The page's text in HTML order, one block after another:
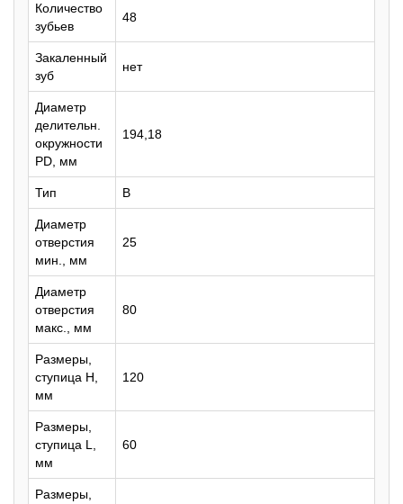
Количество
зубьев
48
Закаленный
зуб
нет
Диаметр
делительн.
окружности
PD, мм
194,18
Тип B
Диаметр
отверстия
мин., мм
25
Диаметр
отверстия
макс., мм
80
Размеры,
ступица H,
мм
120
Размеры,
ступица L,
мм
60
Размеры,